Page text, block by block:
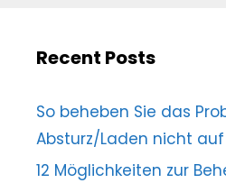
Recent Posts
So beheben Sie das
Absturz/Laden nicht
12 Möglichkeiten zur